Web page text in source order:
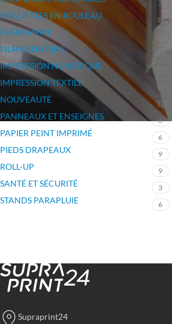
7
ÉTIQUETTES EN ROULEAU 12
ÉVÉNEMENT
FILMS ADHÉSIFS
IMPRESSION NUMÉRIQUE
IMPRESSION TEXTILE 12
NOUVEAUTÉ 12
PANNEAUX ET ENSEIGNES 6
PAPIER PEINT IMPRIMÉ 6
PIEDS DRAPEAUX 9
ROLL-UP 9
SANTÉ ET SÉCURITÉ 3
STANDS PARAPLUIE 6
Supraprint24